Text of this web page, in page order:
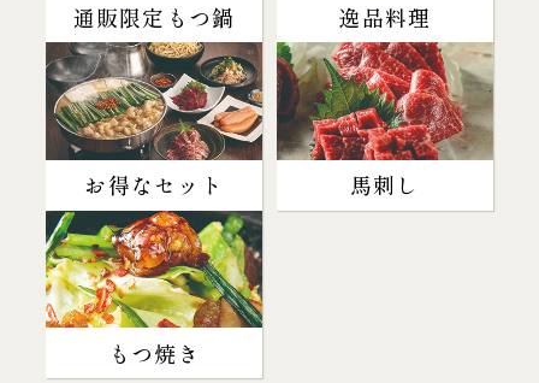
通販限定もつ鍋 逸品料理
お得なセット 馬刺し
もつ焼き